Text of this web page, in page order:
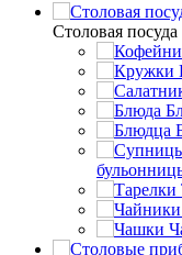
Столовая посуда